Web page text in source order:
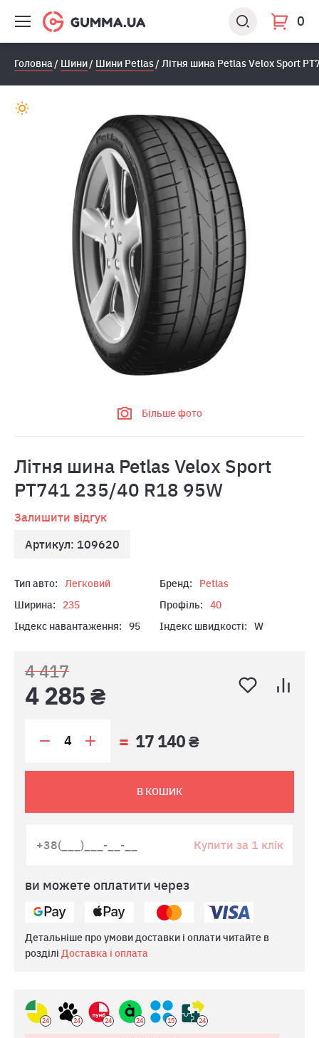
0
Головна Шини Шини Petlas Літня шина Petlas Velox Sport
Більше фото
Літня шина Petlas Velox Sport
PT741 235/40 R18 95W
Залишити відгук
Артикул: 109620
Тип авто: Легковий Бренд:
Petlas
Ширина:
235 Профіль:
40
Індекс навантаження:
95 Індекс швидкості: W
4 417
4 285 ₴
17 140 ₴
В КОШИК
Купити за 1 клік
ви можете оплатити через
Детальніше про умови доставки і оплати читайте в
розділі Доставка і оплата
24 24 24 24 15 24